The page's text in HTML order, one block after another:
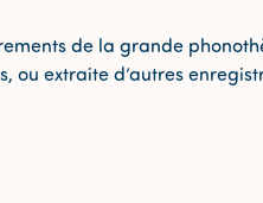
de la grande
ou extraite d’autres